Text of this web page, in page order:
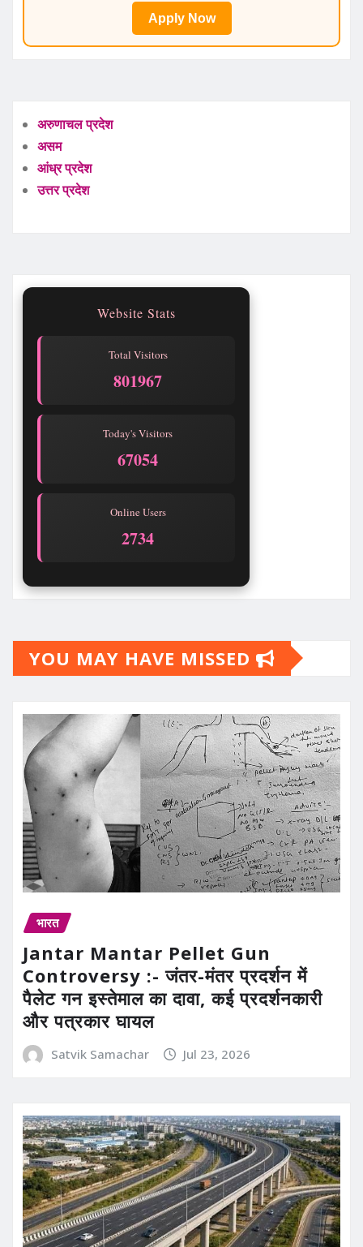
Apply Now
अरुणाचल प्रदेश
असम
आंध्र प्रदेश
उत्तर प्रदेश
Website Stats
Total Visitors
801967
Today's Visitors
67054
Online Users
2734
YOU MAY HAVE MISSED
भारत
Jantar Mantar Pellet Gun
Controversy :- जंतर-मंतर प्रदर्शन में
पैलेट गन इस्तेमाल का दावा, कई प्रदर्शनकारी
और पत्रकार घायल
Satvik Samachar Jul 23, 2026